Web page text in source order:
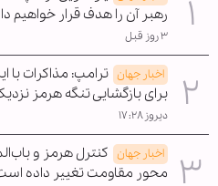
رهبر آن را هدف قرار خواهیم
۳ روز قبل
اخبار جهان ترامپ: مذاکرات با
برای بازگشایی تنگه هرمز
دیروز ۱۷:۲۸
اخبار جهان کنترل هرمز و
محور مقاومت تغییر داده